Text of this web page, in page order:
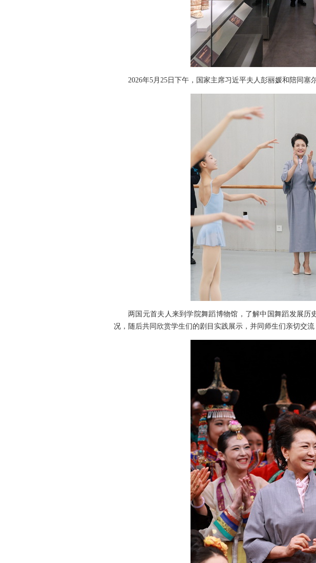
2026年5月25日下午，国家主席习近平夫人彭丽媛和陪同
两国元首夫人来到学院舞蹈博物馆，了解中国舞蹈发展
况，随后共同欣赏学生们的剧目实践展示，并同师生们亲切交流